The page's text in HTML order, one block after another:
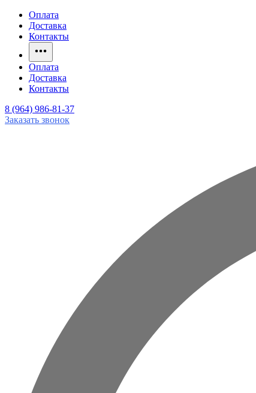
Оплата
Доставка
Контакты
Оплата
Доставка
Контакты
8 (964) 986-81-37
Заказать звонок